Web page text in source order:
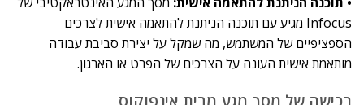
Infocus מגיע עם תוכנה הניתנת להתאמה אישית לצרכים
הספציפיים של המשתמש, מה שמקל על יצירת סביבת עבודה
מותאמת אישית העונה על הצרכים של הפרט או הארגון.
רכישה של מסך מגע מבית אינפוקוס